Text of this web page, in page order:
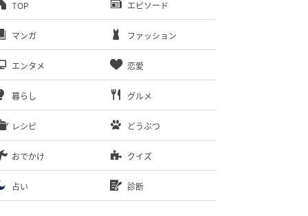
TOP エピソード
マンガ ファッション
エンタメ 恋愛
暮らし グルメ
レシピ どうぶつ
おでかけ クイズ
占い 診断